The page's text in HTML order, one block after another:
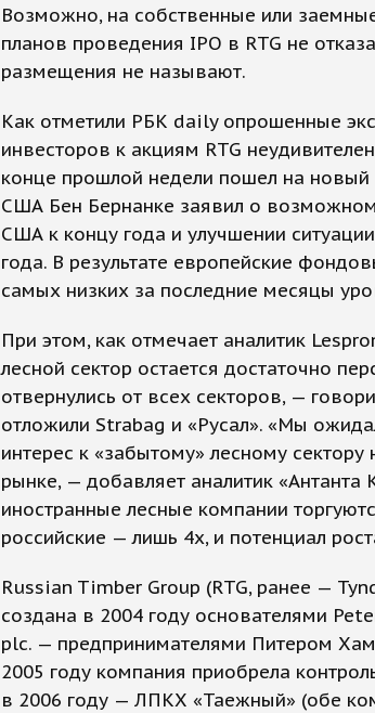
Возможно, на собственные или
планов проведения IPO в RTG не
размещения не называют.
Как отметили РБК daily опрошенные
инвесторов к акциям RTG
конце прошлой недели пошел на новый
США Бен Бернанке заявил о
США к концу года и улучшении
года. В результате европейские
самых низких за последние месяцы
При этом, как отмечает аналитик
лесной сектор остается достаточно
отвернулись от всех секторов, —
отложили Strabag и «Русал». «Мы
интерес к «забытому» лесному
рынке, — добавляет аналитик
иностранные лесные компании
российские — лишь 4х, и потенциал
Russian Timber Group (RTG, ранее —
создана в 2004 году основателями
plc. — предпринимателями Питером
2005 году компания приобрела
в 2006 году — ЛПКХ «Таежный» (обе